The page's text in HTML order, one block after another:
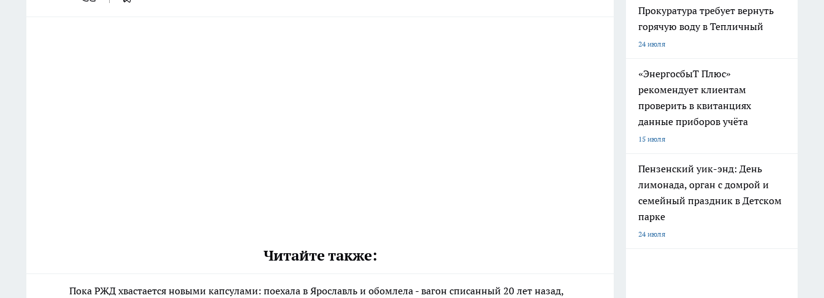
Читайте также:
Пока РЖД хвастается новыми капсулами: поехала в Ярославль и обомлела - вагон списанный 20 лет назад,
Прокуратура требует вернуть
горячую воду в Тепличный
24 июля
«ЭнергосбыТ Плюс»
рекомендует клиентам
проверить в квитанциях
данные приборов учёта
15 июля
Пензенский уик-энд: День
лимонада, орган с домрой и
семейный праздник в Детском
парке
24 июля